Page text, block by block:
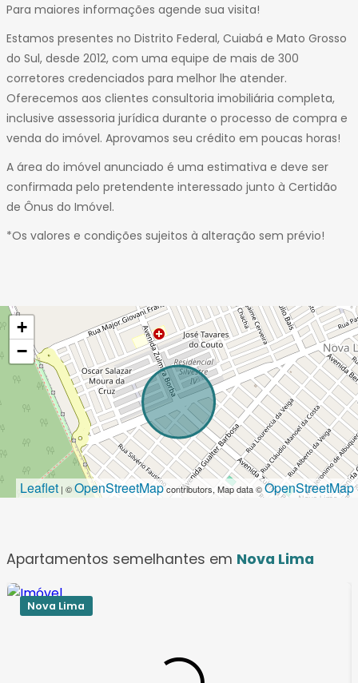
Para maiores informações agende sua visita!
Estamos presentes no Distrito Federal, Cuiabá e Mato Grosso
do Sul, desde 2012, com uma equipe de mais de 300
corretores credenciados para melhor lhe atender.
Oferecemos aos clientes consultoria imobiliária completa,
inclusive assessoria jurídica durante o processo de compra e
venda do imóvel. Aprovamos seu crédito em poucas horas!
A área do imóvel anunciado é uma estimativa e deve ser
confirmada pelo pretendente interessado junto à Certidão
de Ônus do Imóvel.
*Os valores e condições sujeitos à alteração sem prévio!
+
−
Leaflet | ©OpenStreetMapcontributors, Map data ©OpenStreetMap
Apartamentos semelhantes em Nova Lima
Nova Lima